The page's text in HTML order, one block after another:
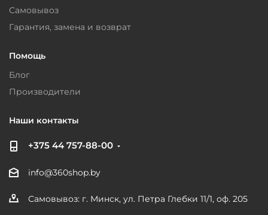
Самовывоз
Гарантия, замена и возврат
Помощь
Блог
Производители
Наши контакты
+375 44 757-88-00
info@360shop.by
Самовывоз: г. Минск, ул. Петра Глебки 11/1, оф. 205